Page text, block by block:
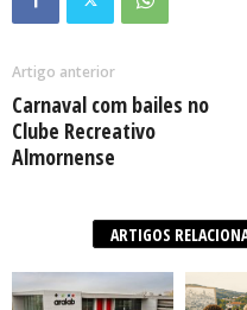
Artigo anterior
Carnaval com bailes no
Clube Recreativo
Almornense
ARTIGOS